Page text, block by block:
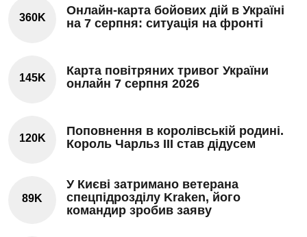
360K
Онлайн-карта бойових дій в Україні
на 7 серпня: ситуація на фронті
145K
Карта повітряних тривог України
онлайн 7 серпня 2026
120K
Поповнення в королівській родині.
Король Чарльз III став дідусем
89K
У Києві затримано ветерана
спецпідрозділу Kraken, його
командир зробив заяву